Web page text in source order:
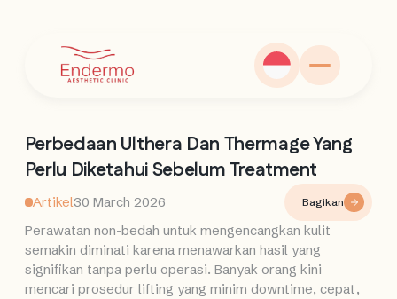
Perbedaan Ulthera Dan Thermage Yang
Perlu Diketahui Sebelum Treatment
Artikel30 March 2026 Bagikan
Perawatan non-bedah untuk mengencangkan kulit
semakin diminati karena menawarkan hasil yang
signifikan tanpa perlu operasi. Banyak orang kini
mencari prosedur lifting yang minim downtime, cepat,